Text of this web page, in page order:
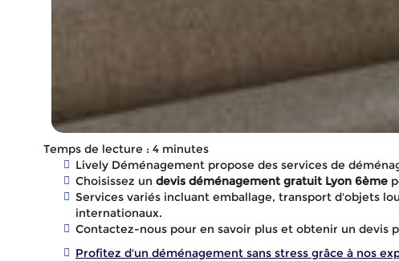
Temps de lecture : 4 minutes
Lively Déménagement propose des services de
Choisissez un devis déménagement gratuit Lyon 6ème
Services variés incluant emballage, transport d'objets
internationaux.
Contactez-nous pour en savoir plus et obtenir un devis
Profitez d'un déménagement sans stress grâce à nos